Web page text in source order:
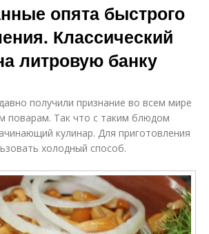
опята быстрого
Классический
литровую банку
получили признание во всем мире
поварам. Так что с таким блюдом
кулинар. Для приготовления
холодный способ.